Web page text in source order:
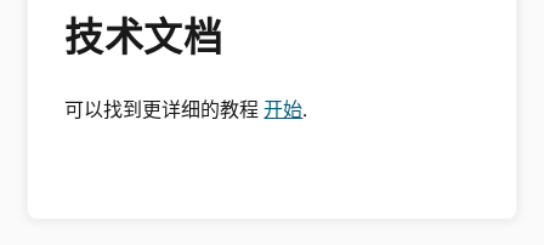
技术文档
可以找到更详细的教程开始.